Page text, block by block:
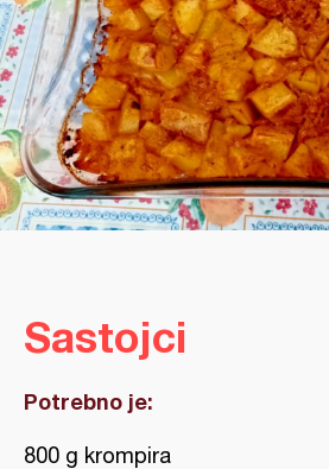
Sastojci
Potrebno je:
800 g krompira